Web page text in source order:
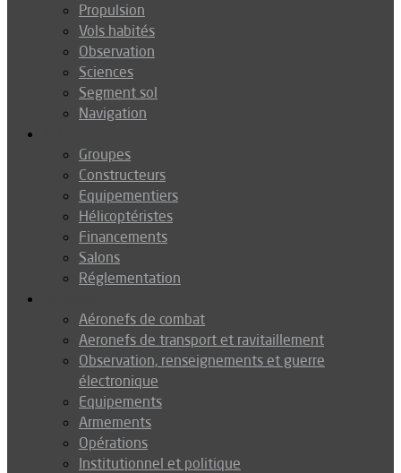
Propulsion
Vols habités
Observation
Sciences
Segment sol
Navigation
Groupes
Constructeurs
Equipementiers
Hélicoptéristes
Financements
Salons
Réglementation
Aéronefs de combat
Aeronefs de transport et ravitaillement
Observation, renseignements et guerre
électronique
Equipements
Armements
Opérations
Institutionnel et politique